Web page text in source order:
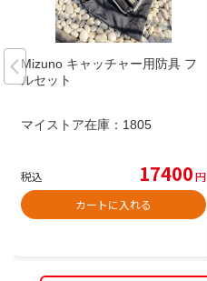
Mizuno キャッチャー用防具 フ
ルセット
マイストア在庫： 1805
税込 17400円
カートに入れる